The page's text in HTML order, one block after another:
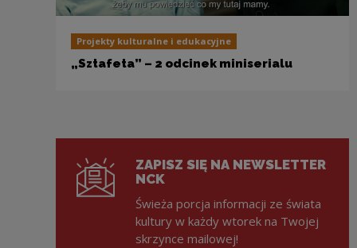
Projekty kulturalne i edukacyjne
„Sztafeta” – 2 odcinek miniserialu
ZAPISZ SIĘ NA NEWSLETTER
NCK
Świeża porcja informacji ze świata
kultury w każdy wtorek na Twojej
skrzynce mailowej!